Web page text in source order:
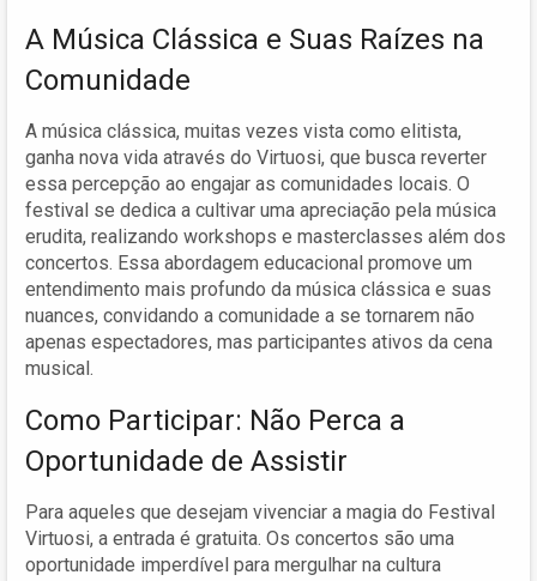
A Música Clássica e Suas Raízes na
Comunidade
A música clássica, muitas vezes vista como elitista,
ganha nova vida através do Virtuosi, que busca reverter
essa percepção ao engajar as comunidades locais. O
festival se dedica a cultivar uma apreciação pela música
erudita, realizando workshops e masterclasses além dos
concertos. Essa abordagem educacional promove um
entendimento mais profundo da música clássica e suas
nuances, convidando a comunidade a se tornarem não
apenas espectadores, mas participantes ativos da cena
musical.
Como Participar: Não Perca a
Oportunidade de Assistir
Para aqueles que desejam vivenciar a magia do Festival
Virtuosi, a entrada é gratuita. Os concertos são uma
oportunidade imperdível para mergulhar na cultura